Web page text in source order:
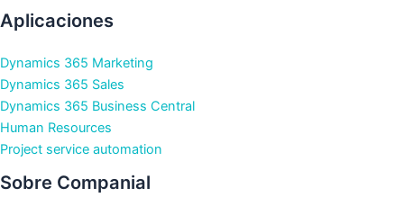
Aplicaciones
Dynamics 365 Marketing
Dynamics 365 Sales
Dynamics 365 Business Central
Human Resources
Project service automation
Sobre Companial